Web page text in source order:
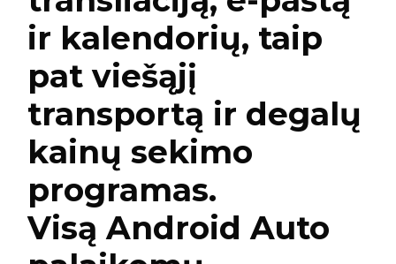
ir kalendorių, taip
pat viešąjį
transportą ir degalų
kainų sekimo
programas.
Visą Android Auto